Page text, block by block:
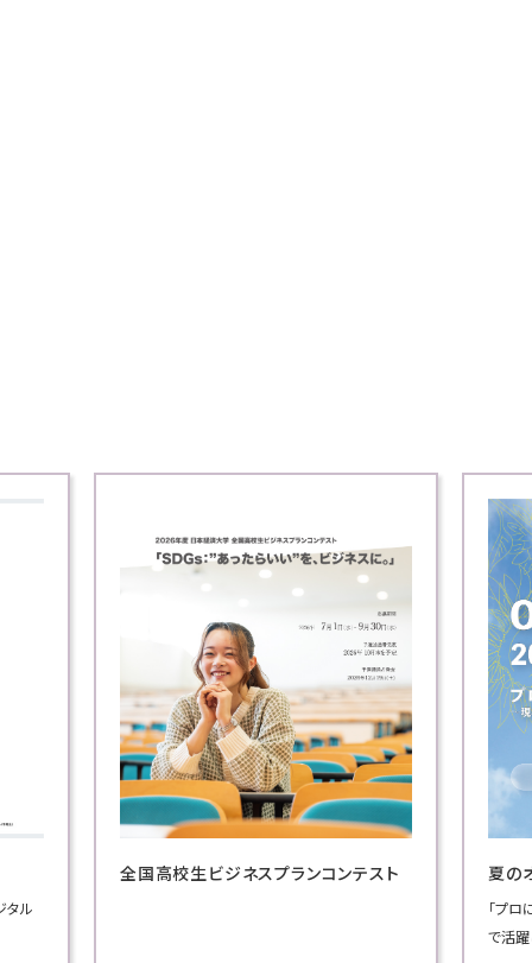
タル
全国高校生ビジネスプランコンテスト 夏の
「プ
で活